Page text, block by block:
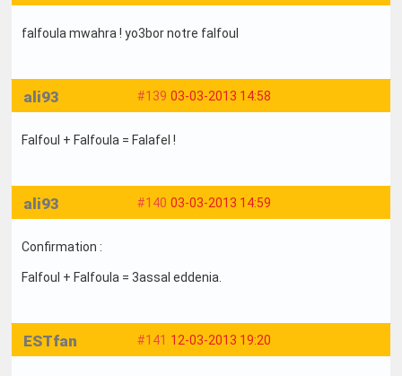
falfoula mwahra ! yo3bor notre falfoul
#139 03-03-2013 14:58
ali93
Falfoul + Falfoula = Falafel !
#140 03-03-2013 14:59
ali93
Confirmation :
Falfoul + Falfoula = 3assal eddenia.
#141 12-03-2013 19:20
ESTfan